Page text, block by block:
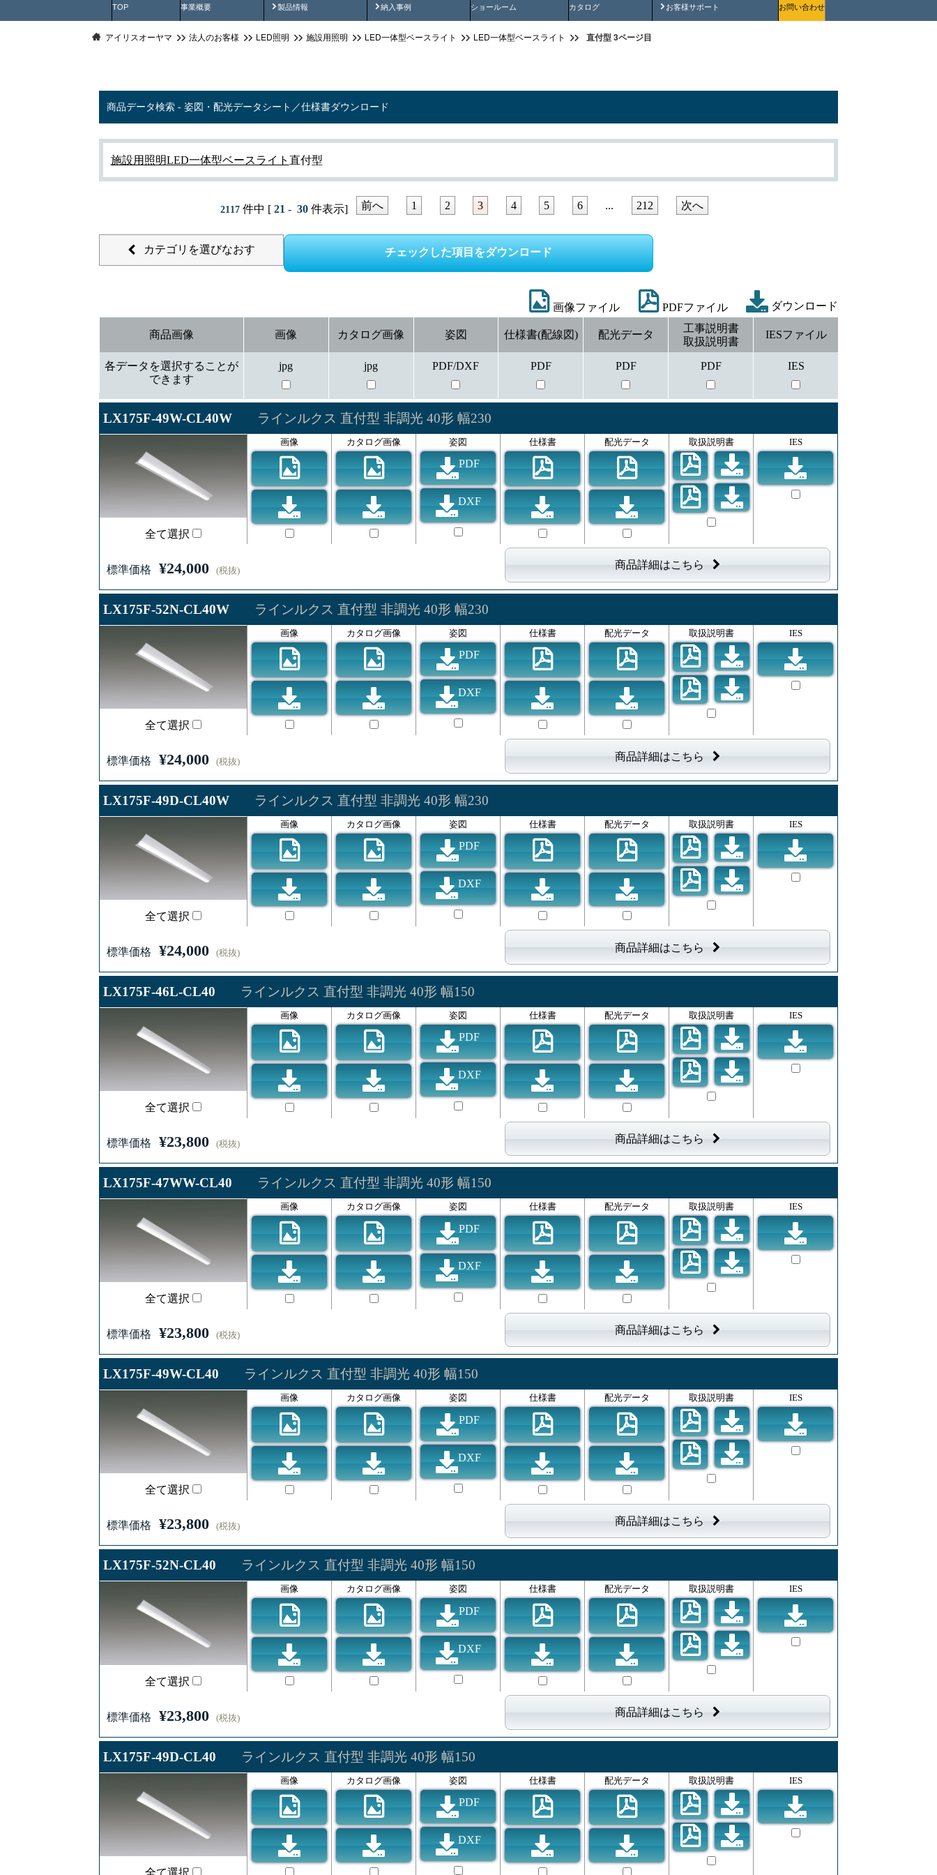
TOP 事業概要 製品情報
製品動画 納入事例
納入事例動画 ショールーム カタログ お客様サポート
安全にご使用いただくためにお問い合わせ
アイリスオーヤマ 法人のお客様 LED照明 施設用照明 LED一体型ベースライト LED一体型ベースライト 直付型 3ページ目
商品データ検索 - 姿図・配光データシート／仕様書ダウンロード
施設用照明LED一体型ベースライト 直付型
2117 件中 [ 21 - 30 件表示] 前へ 1 2 3 4 5 6 ... 212 次へ
カテゴリを選びなおす
画像ファイル PDFファイル ダウンロード
商品画像
各データを選択することが
できます
画像
jpg
カタログ画像
jpg
姿図
PDF/DXF
仕様書(配線図)
PDF
配光データ
PDF
工事説明書
取扱説明書
PDF
IESファイル
IES
LX175F-49W-CL40W ラインルクス 直付型 非調光 40形 幅230
全て選択
画像 カタログ画像 姿図
PDF
DXF
仕様書 配光データ 取扱説明書 IES
標準価格 ¥24,000 (税抜) 商品詳細はこちら
LX175F-52N-CL40W ラインルクス 直付型 非調光 40形 幅230
全て選択
画像 カタログ画像 姿図
PDF
DXF
仕様書 配光データ 取扱説明書 IES
標準価格 ¥24,000 (税抜) 商品詳細はこちら
LX175F-49D-CL40W ラインルクス 直付型 非調光 40形 幅230
全て選択
画像 カタログ画像 姿図
PDF
DXF
仕様書 配光データ 取扱説明書 IES
標準価格 ¥24,000 (税抜) 商品詳細はこちら
LX175F-46L-CL40 ラインルクス 直付型 非調光 40形 幅150
全て選択
画像 カタログ画像 姿図
PDF
DXF
仕様書 配光データ 取扱説明書 IES
標準価格 ¥23,800 (税抜) 商品詳細はこちら
LX175F-47WW-CL40 ラインルクス 直付型 非調光 40形 幅150
全て選択
画像 カタログ画像 姿図
PDF
DXF
仕様書 配光データ 取扱説明書 IES
標準価格 ¥23,800 (税抜) 商品詳細はこちら
LX175F-49W-CL40 ラインルクス 直付型 非調光 40形 幅150
全て選択
画像 カタログ画像 姿図
PDF
DXF
仕様書 配光データ 取扱説明書 IES
標準価格 ¥23,800 (税抜) 商品詳細はこちら
LX175F-52N-CL40 ラインルクス 直付型 非調光 40形 幅150
全て選択
画像 カタログ画像 姿図
PDF
DXF
仕様書 配光データ 取扱説明書 IES
標準価格 ¥23,800 (税抜) 商品詳細はこちら
LX175F-49D-CL40 ラインルクス 直付型 非調光 40形 幅150
全て選択
画像 カタログ画像 姿図
PDF
DXF
仕様書 配光データ 取扱説明書 IES